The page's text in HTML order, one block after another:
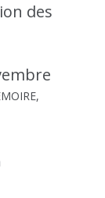
des
,